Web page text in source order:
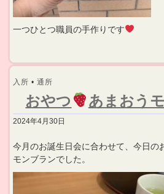
一つひとつ職員の手作りです
入所 •通所
おやつ あまおう
2024年4月30日
今月のお誕生日会に合わせて、今日の
モンブランでした。